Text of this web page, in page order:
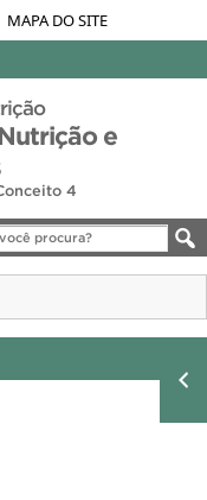
MAPA DO SITE
e
4